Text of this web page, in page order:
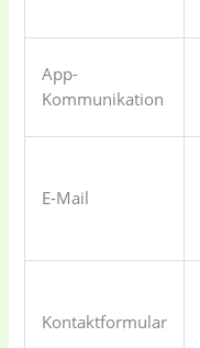
App-
Kommunikation
E-Mail
Kontaktformular